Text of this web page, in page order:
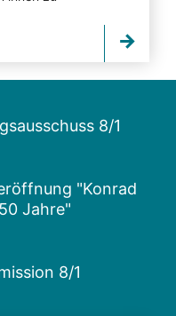
8/1
"Konrad
Jahre"
8/1